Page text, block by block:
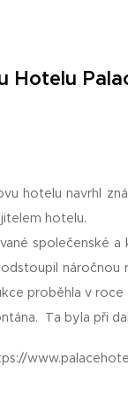
hotelu navrhl
hotelu.
společenské
proběhla v
Ta byla při